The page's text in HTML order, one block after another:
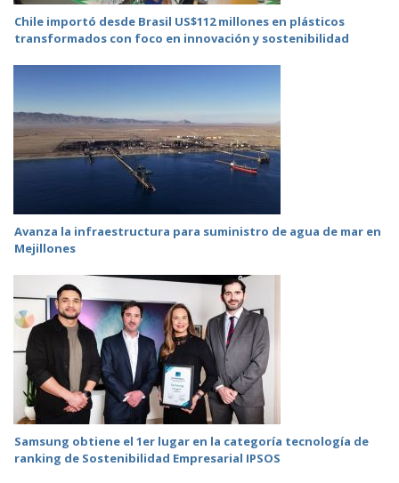
Chile importó desde Brasil US$112 millones en plásticos
transformados con foco en innovación y sostenibilidad
Avanza la infraestructura para suministro de agua de mar en
Mejillones
Samsung obtiene el 1er lugar en la categoría tecnología de
ranking de Sostenibilidad Empresarial IPSOS